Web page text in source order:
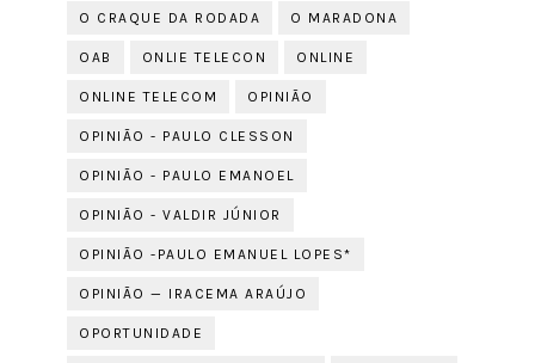
O CRAQUE DA RODADA O MARADONA
OAB ONLIE TELECON ONLINE
ONLINE TELECOM OPINIÃO
OPINIÃO - PAULO CLESSON
OPINIÃO - PAULO EMANOEL
OPINIÃO - VALDIR JÚNIOR
OPINIÃO -PAULO EMANUEL LOPES*
OPINIÃO — IRACEMA ARAÚJO
OPORTUNIDADE